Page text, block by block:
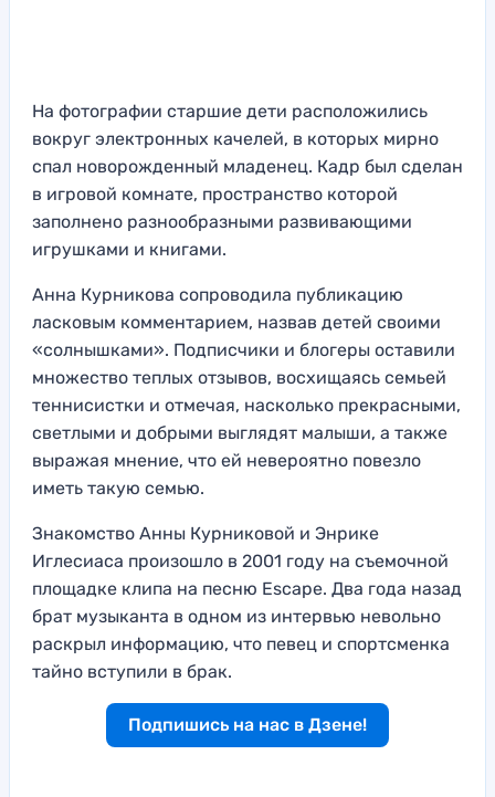
На фотографии старшие дети расположились
вокруг электронных качелей, в которых мирно
спал новорожденный младенец. Кадр был сделан
в игровой комнате, пространство которой
заполнено разнообразными развивающими
игрушками и книгами.
Анна Курникова сопроводила публикацию
ласковым комментарием, назвав детей своими
«солнышками». Подписчики и блогеры оставили
множество теплых отзывов, восхищаясь семьей
теннисистки и отмечая, насколько прекрасными,
светлыми и добрыми выглядят малыши, а также
выражая мнение, что ей невероятно повезло
иметь такую семью.
Знакомство Анны Курниковой и Энрике
Иглесиаса произошло в 2001 году на съемочной
площадке клипа на песню Escape. Два года назад
брат музыканта в одном из интервью невольно
раскрыл информацию, что певец и спортсменка
тайно вступили в брак.
Подпишись на нас в Дзене!